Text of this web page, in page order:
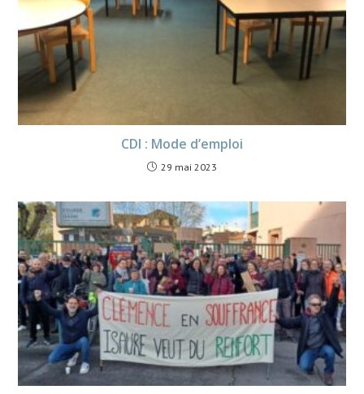
CDI : Mode d’emploi
29 mai 2023